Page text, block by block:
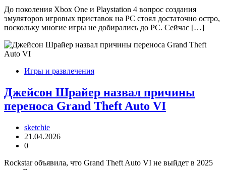
До поколения Xbox One и Playstation 4 вопрос создания
эмуляторов игровых приставок на PC стоял достаточно остро,
поскольку многие игры не добирались до PC. Сейчас […]
Игры и развлечения
Джейсон Шрайер назвал причины
переноса Grand Theft Auto VI
sketchie
21.04.2026
0
Rockstar объявила, что Grand Theft Auto VI не выйдет в 2025